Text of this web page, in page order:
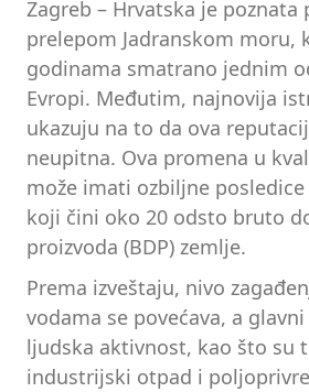
Zagreb – Hrvatska je poznata
prelepom Jadranskom moru,
godinama smatrano jednim
Evropi. Međutim, najnovija
ukazuju na to da ova
neupitna. Ova promena u
može imati ozbiljne
koji čini oko 20 odsto bruto
proizvoda (BDP) zemlje.
Prema izveštaju, nivo
vodama se povećava, a
ljudska aktivnost, kao što su
industrijski otpad i